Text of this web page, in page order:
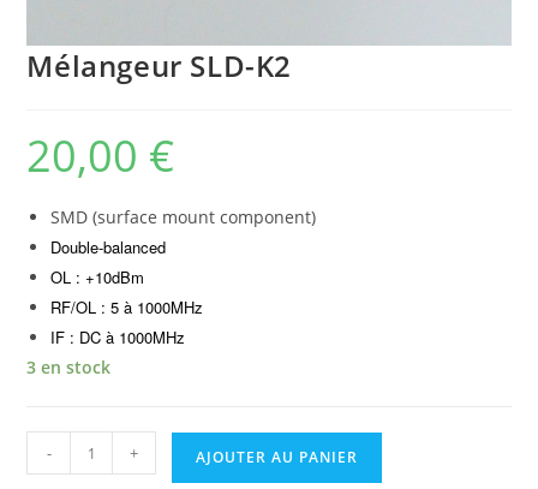
Mélangeur SLD-K2
20,00 €
SMD (surface mount component)
Double-balanced
OL : +10dBm
RF/OL : 5 à 1000MHz
IF : DC à 1000MHz
3 en stock
quantité
de
- + AJOUTER AU PANIER